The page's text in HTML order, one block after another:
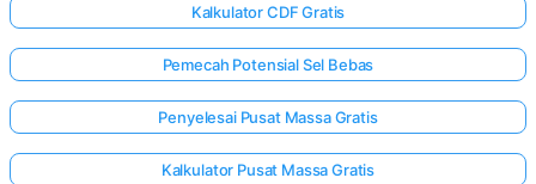
Kalkulator CDF Gratis
Pemecah Potensial Sel Bebas
Penyelesai Pusat Massa Gratis
Kalkulator Pusat Massa Gratis